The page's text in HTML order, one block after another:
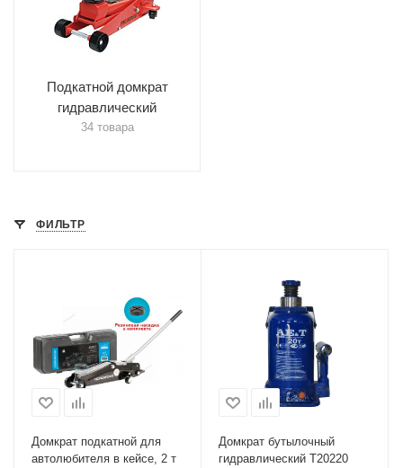
Подкатной домкрат
гидравлический
34 товара
ФИЛЬТР
Домкрат подкатной для
автолюбителя в кейсе, 2 т
Домкрат бутылочный
гидравлический T20220